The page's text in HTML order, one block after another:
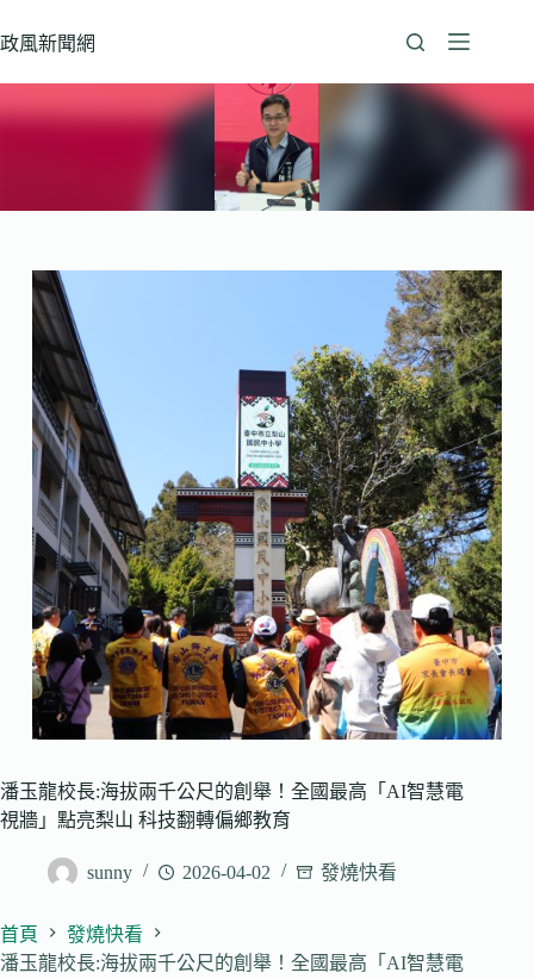
至
政風新聞網
潘玉龍校長:海拔兩千公尺的創舉！全國最高「AI智慧電
視牆」點亮梨山 科技翻轉偏鄉教育
sunny 2026-04-02 發燒快看
首頁
發燒快看
潘玉龍校長:海拔兩千公尺的創舉！全國最高「AI智慧電